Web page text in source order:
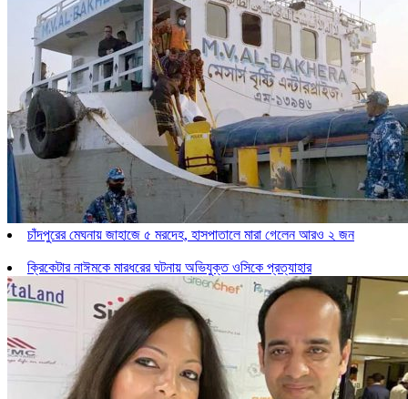
চাঁদপুরের মেঘনায় জাহাজে ৫ মরদেহ, হাসপাতালে মারা গেলেন আরও ২ জন
ক্রিকেটার নাঈমকে মারধরের ঘটনায় অভিযুক্ত ওসিকে প্রত্যাহার